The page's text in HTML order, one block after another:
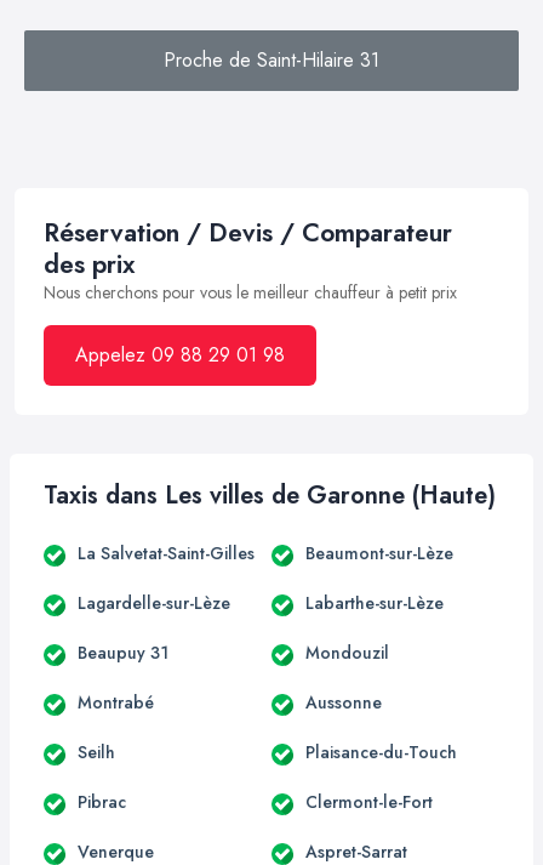
Proche de Saint-Hilaire 31
Réservation / Devis / Comparateur
des prix
Nous cherchons pour vous le meilleur chauffeur à petit prix
Appelez 09 88 29 01 98
Taxis dans Les villes de Garonne (Haute)
La Salvetat-Saint-Gilles Beaumont-sur-Lèze
Lagardelle-sur-Lèze Labarthe-sur-Lèze
Beaupuy 31 Mondouzil
Montrabé Aussonne
Seilh Plaisance-du-Touch
Pibrac Clermont-le-Fort
Venerque Aspret-Sarrat